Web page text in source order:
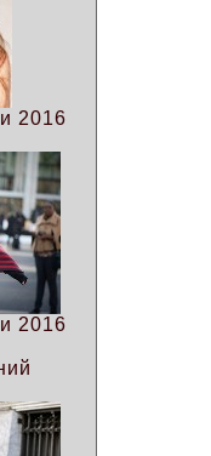
2016
2016